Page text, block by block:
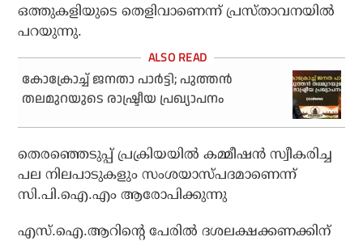
ഒത്തുകളിയുടെ തെളിവാണെന്ന് പ്രസ്താവനയില്‍
പറയുന്നു.
കോക്രോച്ച് ജനതാ പാര്‍ട്ടി; പുത്തന്‍
തലമുറയുടെ രാഷ്ട്രീയ പ്രഖ്യാപനം
തെരഞ്ഞെടുപ്പ് പ്രക്രിയയില്‍ കമ്മീഷന്‍ സ്വീകരിച്ച
പല നിലപാടുകളും സംശയാസ്പദമാണെന്ന്
സി.പി.ഐ.എം ആരോപിക്കുന്നു
എസ്.ഐ.ആറിന്റെ പേരില്‍ ദശലക്ഷക്കണക്കിന്